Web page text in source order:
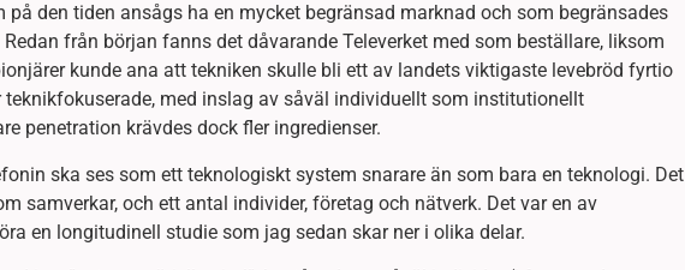
den tiden ansågs ha en mycket begränsad marknad och som begränsades
från början fanns det dåvarande Televerket med som beställare, liksom
kunde ana att tekniken skulle bli ett av landets viktigaste levebröd fyrtio
teknikfokuserade, med inslag av såväl individuellt som institutionellt
penetration krävdes dock fler ingredienser.
ska ses som ett teknologiskt system snarare än som bara en teknologi. Det
samverkar, och ett antal individer, företag och nätverk. Det var en av
en longitudinell studie som jag sedan skar ner i olika delar.